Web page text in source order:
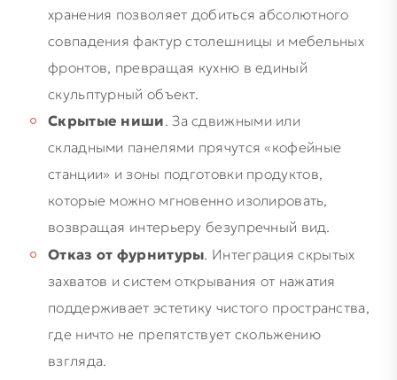
хранения позволяет добиться абсолютного
совпадения фактур столешницы и мебельных
фронтов, превращая кухню в единый
скульптурный объект.
Скрытые ниши. За сдвижными или
складными панелями прячутся «кофейные
станции» и зоны подготовки продуктов,
которые можно мгновенно изолировать,
возвращая интерьеру безупречный вид.
Отказ от фурнитуры. Интеграция скрытых
захватов и систем открывания от нажатия
поддерживает эстетику чистого пространства,
где ничто не препятствует скольжению
взгляда.